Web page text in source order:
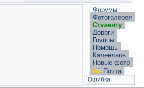
Форумы
Фотогалерея
Студенту
Дороги
Группы
Помощь
Календарь
Новые фото
Почта
Ошибка